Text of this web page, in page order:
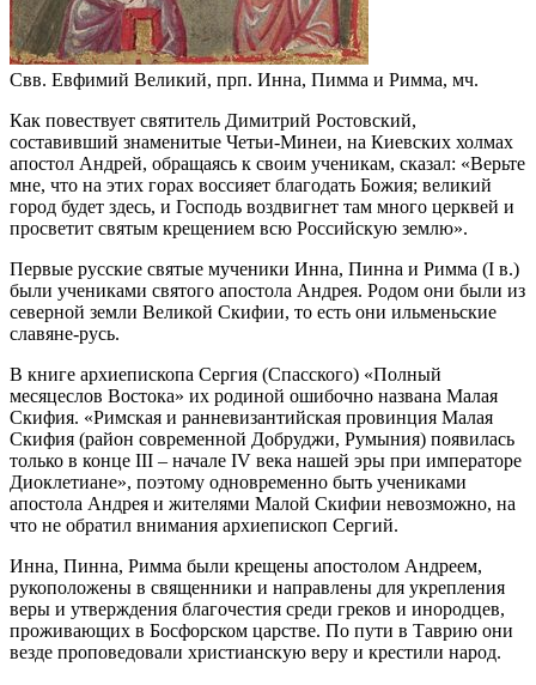
Свв. Евфимий Великий, прп. Инна, Пимма и Римма, мч.
Как повествует святитель Димитрий Ростовский,
составивший знаменитые Четьи-Минеи, на Киевских холмах
апостол Андрей, обращаясь к своим ученикам, сказал: «Верьте
мне, что на этих горах воссияет благодать Божия; великий
город будет здесь, и Господь воздвигнет там много церквей и
просветит святым крещением всю Российскую землю».
Первые русские святые мученики Инна, Пинна и Римма (I в.)
были учениками святого апостола Андрея. Родом они были из
северной земли Великой Скифии, то есть они ильменьские
славяне-русь.
В книге архиепископа Сергия (Спасского) «Полный
месяцеслов Востока» их родиной ошибочно названа Малая
Скифия. «Римская и ранневизантийская провинция Малая
Скифия (район современной Добруджи, Румыния) появилась
только в конце III – начале IV века нашей эры при императоре
Диоклетиане», поэтому одновременно быть учениками
апостола Андрея и жителями Малой Скифии невозможно, на
что не обратил внимания архиепископ Сергий.
Инна, Пинна, Римма были крещены апостолом Андреем,
рукоположены в священники и направлены для укрепления
веры и утверждения благочестия среди греков и инородцев,
проживающих в Босфорском царстве. По пути в Таврию они
везде проповедовали христианскую веру и крестили народ.